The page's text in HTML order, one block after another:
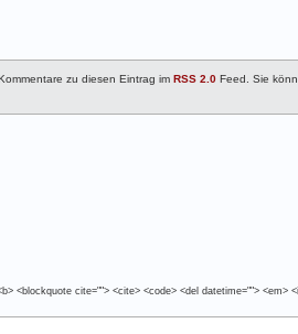
zu diesen Eintrag im RSS 2.0 Feed. Sie
<blockquote cite=""> <cite> <code> <del datetime=""> <em>